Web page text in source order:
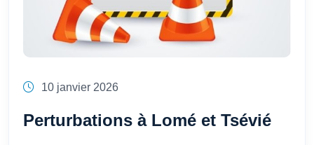
10 janvier 2026
Perturbations à Lomé et Tsévié